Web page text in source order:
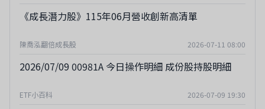
《成長潛力股》115年06月營收創新高清單
陳喬泓翻倍成長股 2026-07-11 08:00
2026/07/09 00981A 今日操作明細 成份股持股明細
ETF小百科 2026-07-09 19:30